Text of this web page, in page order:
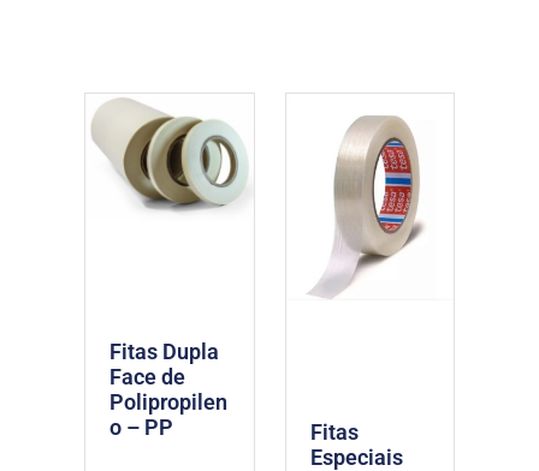
Fitas Dupla
Face de
Polipropilen
o – PP
Fitas
Especiais